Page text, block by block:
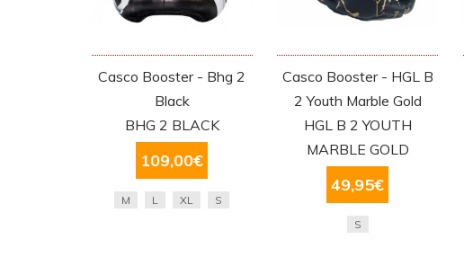
Casco Booster - Bhg 2
Black
BHG 2 BLACK
109,00€
M L XL S
Casco Booster - HGL B
2 Youth Marble Gold
HGL B 2 YOUTH
MARBLE GOLD
49,95€
S